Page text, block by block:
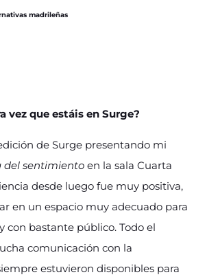
madrileñas
vez que estáis en Surge?
de Surge presentando mi
del sentimiento en la sala Cuarta
desde luego fue muy positiva,
en un espacio muy adecuado para
con bastante público. Todo el
comunicación con la
estuvieron disponibles para